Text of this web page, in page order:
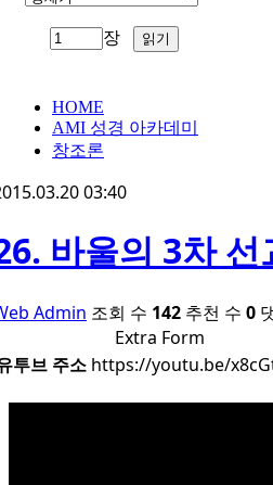
장
HOME
AMI 성경 아카데미
창조론
03:40
바울의 3차 선
Admin 조회 수 142 추천 수 0
Extra Form
투브 주소 https://youtu.be/